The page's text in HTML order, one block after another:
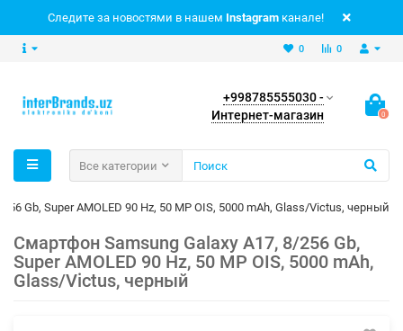
Следите за новостями в нашем Instagram канале!
0
0
+998785555030 -
Интернет-магазин
0
Все категории
Gb, Super AMOLED 90 Hz, 50 MP OIS, 5000 mAh, Glass/Victus, черный
Смартфон Samsung Galaxy A17, 8/256 Gb,
Super AMOLED 90 Hz, 50 MP OIS, 5000 mAh,
Glass/Victus, черный